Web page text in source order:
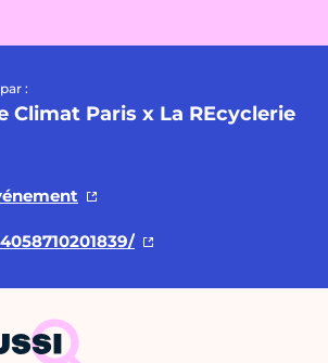
:
Climat Paris x La REcyclerie